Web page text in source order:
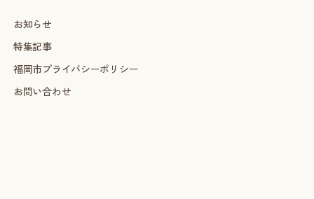
お知らせ
特集記事
福岡市プライバシーポリシー
お問い合わせ